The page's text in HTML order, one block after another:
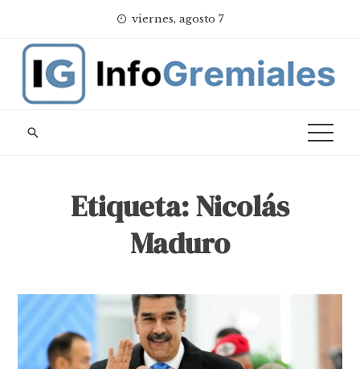
content
viernes, agosto 7
Etiqueta:Nicolás
Maduro